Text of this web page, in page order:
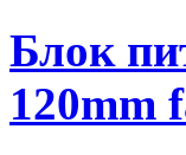
Блок
120mm